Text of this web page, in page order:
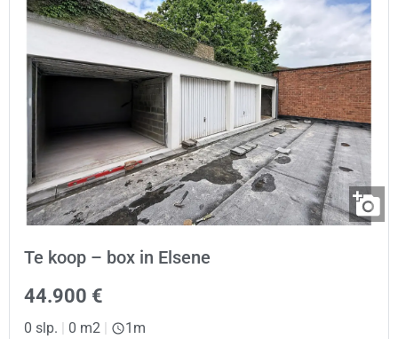
Te koop – box in Elsene
44.900 €
0 slp. | 0 m2 | 1m